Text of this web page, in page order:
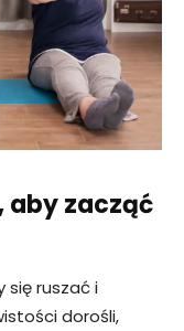
aby zacząć
się ruszać i
dorośli,